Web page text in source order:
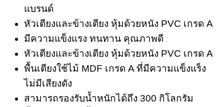
แบรนด์
หัวเตียงและข้างเตียง หุ้มด้วยหนัง PVC เกรด A
มีความแข็งแรง ทนทาน คุณภาพดี
หัวเตียงและข้างเตียง หุ้มด้วยหนัง PVC เกรด A
พื้นเตียงใช้ไม้ MDF เกรด A ที่มีความแข็งแร็ง
ไม่มีเสียงดัง
สามารถรองรับน้ำหนักได้ถึง 300 กิโลกรัม